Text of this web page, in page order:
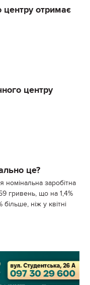
центру отримає
центру
це?
заробітна
гривень, що на 1,4%
ніж у квітні